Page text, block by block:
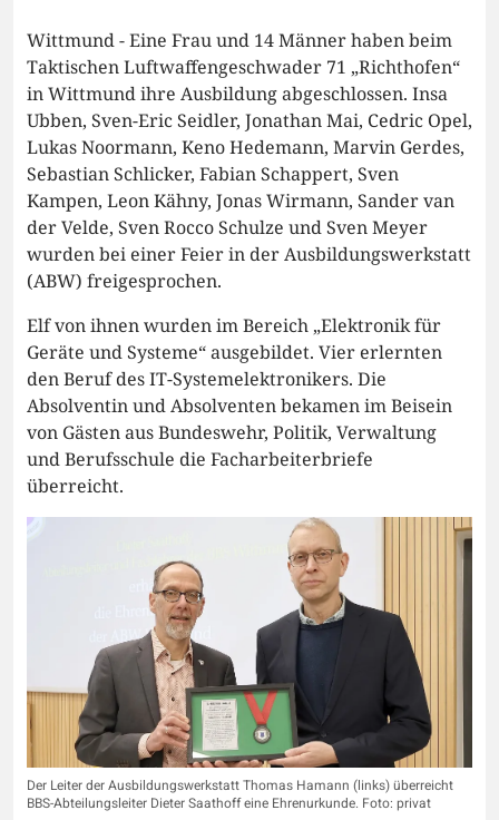
Wittmund - Eine Frau und 14 Männer haben beim
Taktischen Luftwaffengeschwader 71 „Richthofen“
in Wittmund ihre Ausbildung abgeschlossen. Insa
Ubben, Sven-Eric Seidler, Jonathan Mai, Cedric Opel,
Lukas Noormann, Keno Hedemann, Marvin Gerdes,
Sebastian Schlicker, Fabian Schappert, Sven
Kampen, Leon Kähny, Jonas Wirmann, Sander van
der Velde, Sven Rocco Schulze und Sven Meyer
wurden bei einer Feier in der Ausbildungswerkstatt
(ABW) freigesprochen.
Elf von ihnen wurden im Bereich „Elektronik für
Geräte und Systeme“ ausgebildet. Vier erlernten
den Beruf des IT-Systemelektronikers. Die
Absolventin und Absolventen bekamen im Beisein
von Gästen aus Bundeswehr, Politik, Verwaltung
und Berufsschule die Facharbeiterbriefe
überreicht.
Der Leiter der Ausbildungswerkstatt Thomas Hamann (links) überreicht
BBS-Abteilungsleiter Dieter Saathoff eine Ehrenurkunde. Foto: privat